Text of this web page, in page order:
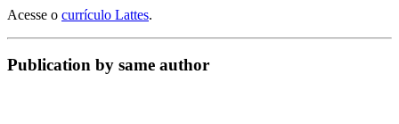
Acesse o currículo Lattes.
Publication by same author